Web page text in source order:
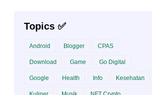
Topics ✅
Android Blogger CPAS
Download Game Go Digital
Google Health Info Kesehatan